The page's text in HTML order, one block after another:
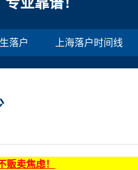
落户 上海落户时间线
卖焦虑！